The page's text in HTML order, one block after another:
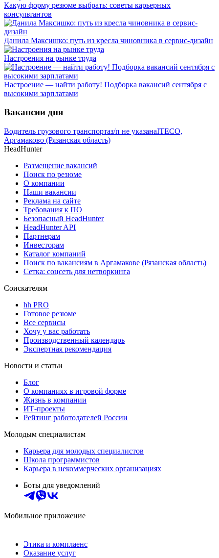
Какую форму резюме выбрать: советы карьерных
консультантов
Данила Максишко: путь из кресла чиновника в сервис-дизайн
Настроения на рынке труда
Настроение — найти работу! Подборка вакансий сентября с
высокими зарплатами
Вакансии дня
Водитель грузового транспортаз/п не указанаITECO,
Аргамаково (Рязанская область)
HeadHunter
Размещение вакансий
Поиск по резюме
О компании
Наши вакансии
Реклама на сайте
Требования к ПО
Безопасный HeadHunter
HeadHunter API
Партнерам
Инвесторам
Каталог компаний
Поиск по вакансиям в Аргамакове (Рязанская область)
Сетка: соцсеть для нетворкинга
Соискателям
hh PRO
Готовое резюме
Все сервисы
Хочу у вас работать
Производственный календарь
Экспертная рекомендация
Новости и статьи
Блог
О компаниях в игровой форме
Жизнь в компании
ИТ-проекты
Рейтинг работодателей России
Молодым специалистам
Карьера для молодых специалистов
Школа программистов
Карьера в некоммерческих организациях
Боты для уведомлений
Мобильное приложение
Этика и комплаенс
Оказание услуг